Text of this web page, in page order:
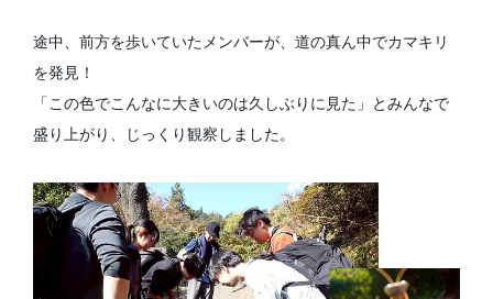
途中、前方を歩いていたメンバーが、道の真ん中でカマキリ
を発見！
「この色でこんなに大きいのは久しぶりに見た」とみんなで
盛り上がり、じっくり観察しました。